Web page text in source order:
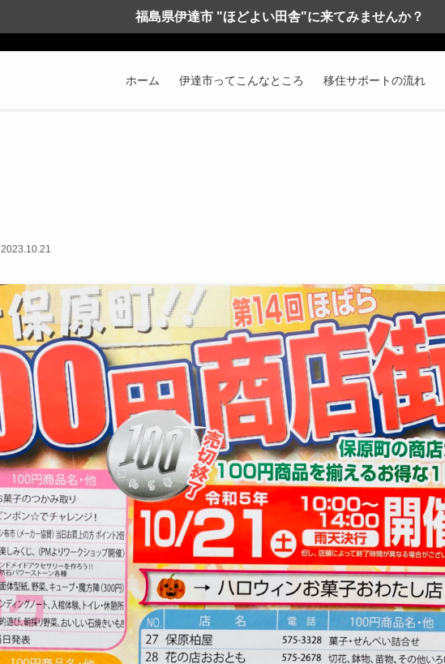
福島県伊達市 "ほどよい田舎"に来てみませんか？
ホーム 伊達市ってこんなところ 移住サポートの流れ
2023.10.21